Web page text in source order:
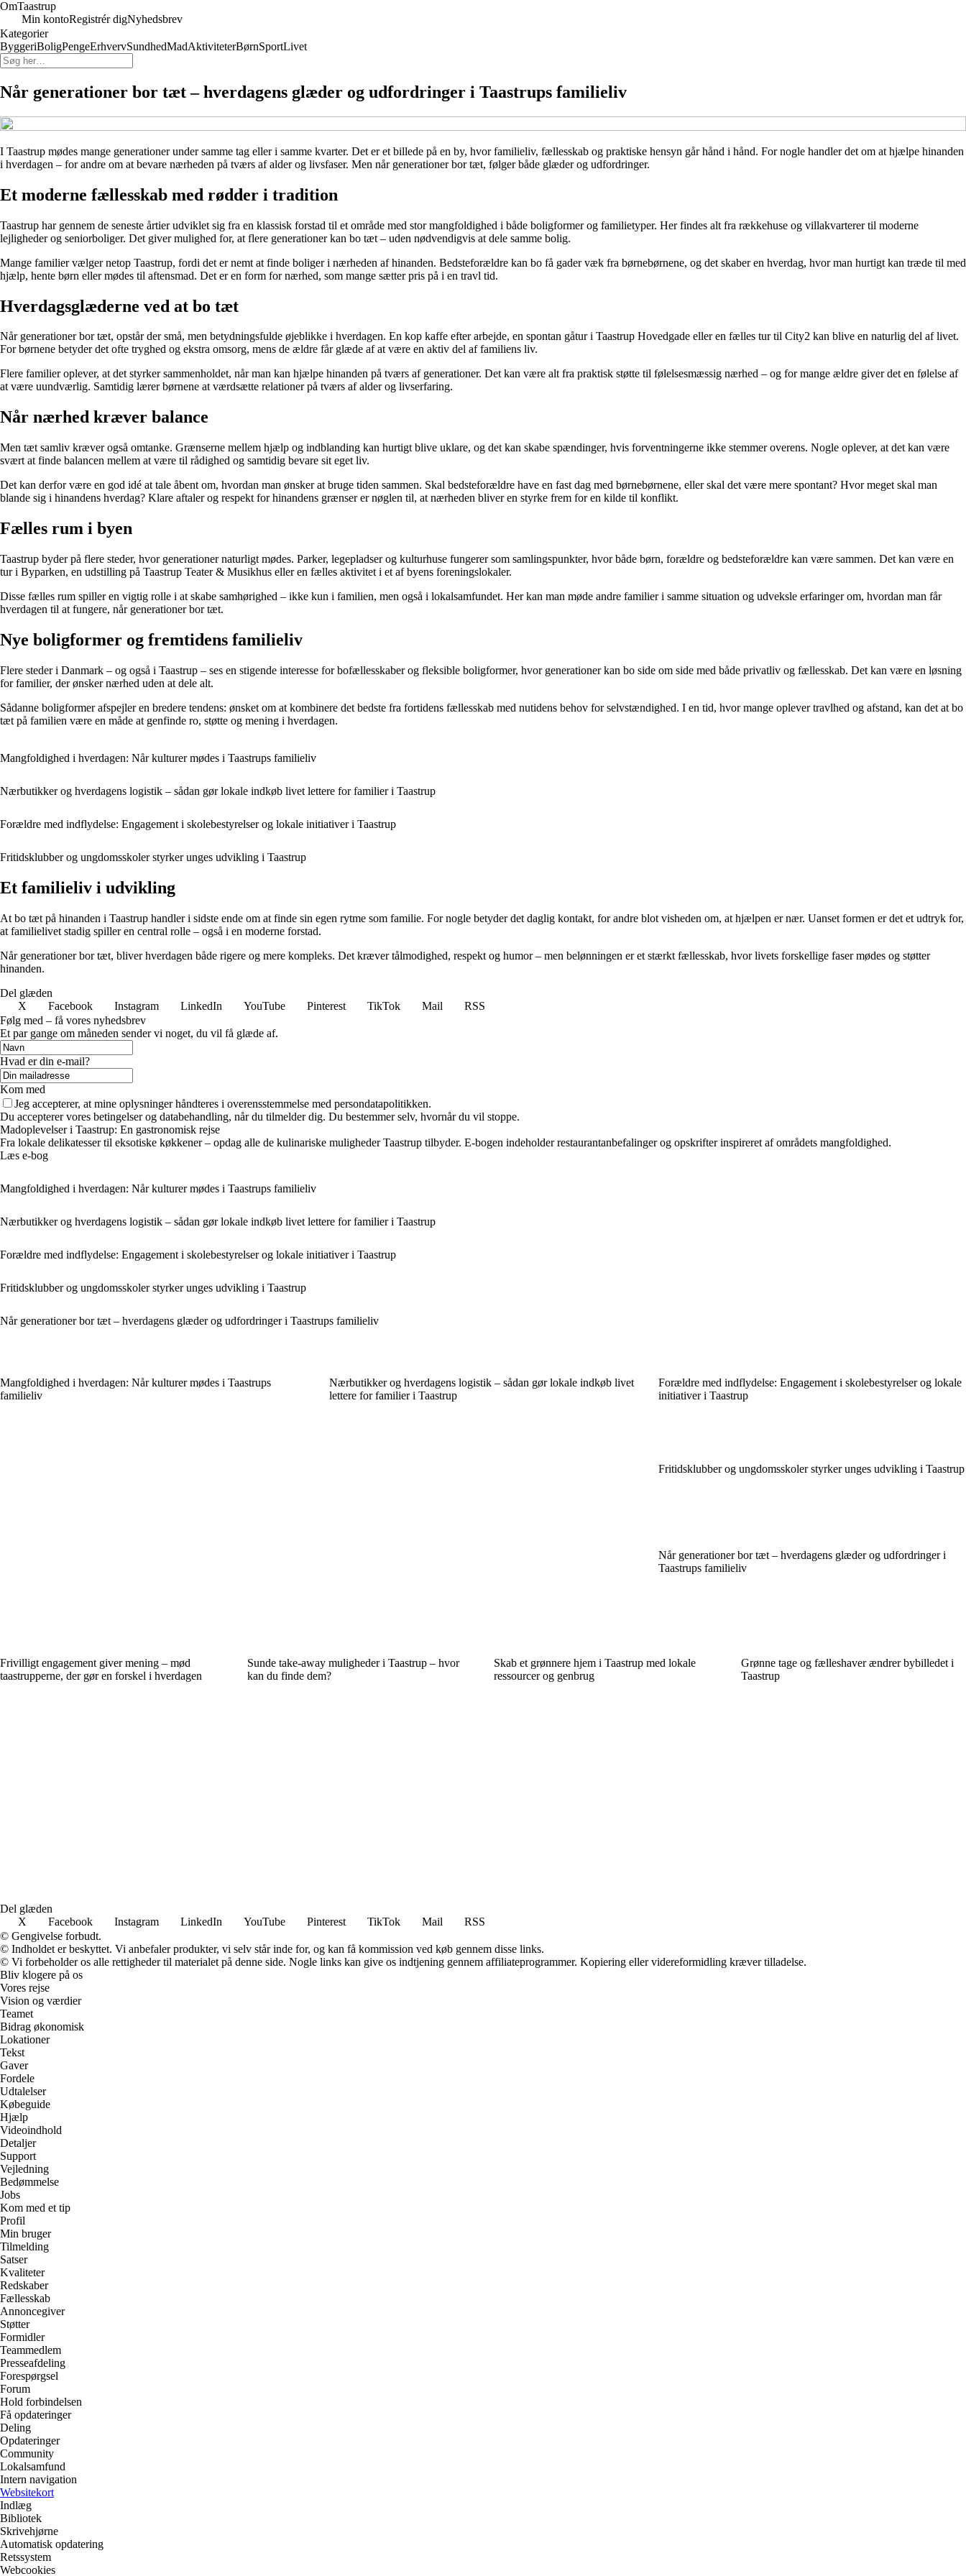
OmTaastrup
Min kontoRegistrér digNyhedsbrev
Kategorier
ByggeriBoligPengeErhvervSundhedMadAktiviteterBørnSportLivet
Når generationer bor tæt – hverdagens glæder og udfordringer i Taastrups familieliv
I Taastrup mødes mange generationer under samme tag eller i samme kvarter. Det er et billede på en by, hvor familieliv, fællesskab og praktiske hensyn går hånd i hånd. For nogle handler det om at hjælpe hinanden
i hverdagen – for andre om at bevare nærheden på tværs af alder og livsfaser. Men når generationer bor tæt, følger både glæder og udfordringer.
Et moderne fællesskab med rødder i tradition
Taastrup har gennem de seneste årtier udviklet sig fra en klassisk forstad til et område med stor mangfoldighed i både boligformer og familietyper. Her findes alt fra rækkehuse og villakvarterer til moderne
lejligheder og seniorboliger. Det giver mulighed for, at flere generationer kan bo tæt – uden nødvendigvis at dele samme bolig.
Mange familier vælger netop Taastrup, fordi det er nemt at finde boliger i nærheden af hinanden. Bedsteforældre kan bo få gader væk fra børnebørnene, og det skaber en hverdag, hvor man hurtigt kan træde til med
hjælp, hente børn eller mødes til aftensmad. Det er en form for nærhed, som mange sætter pris på i en travl tid.
Hverdagsglæderne ved at bo tæt
Når generationer bor tæt, opstår der små, men betydningsfulde øjeblikke i hverdagen. En kop kaffe efter arbejde, en spontan gåtur i Taastrup Hovedgade eller en fælles tur til City2 kan blive en naturlig del af livet.
For børnene betyder det ofte tryghed og ekstra omsorg, mens de ældre får glæde af at være en aktiv del af familiens liv.
Flere familier oplever, at det styrker sammenholdet, når man kan hjælpe hinanden på tværs af generationer. Det kan være alt fra praktisk støtte til følelsesmæssig nærhed – og for mange ældre giver det en følelse af
at være uundværlig. Samtidig lærer børnene at værdsætte relationer på tværs af alder og livserfaring.
Når nærhed kræver balance
Men tæt samliv kræver også omtanke. Grænserne mellem hjælp og indblanding kan hurtigt blive uklare, og det kan skabe spændinger, hvis forventningerne ikke stemmer overens. Nogle oplever, at det kan være
svært at finde balancen mellem at være til rådighed og samtidig bevare sit eget liv.
Det kan derfor være en god idé at tale åbent om, hvordan man ønsker at bruge tiden sammen. Skal bedsteforældre have en fast dag med børnebørnene, eller skal det være mere spontant? Hvor meget skal man
blande sig i hinandens hverdag? Klare aftaler og respekt for hinandens grænser er nøglen til, at nærheden bliver en styrke frem for en kilde til konflikt.
Fælles rum i byen
Taastrup byder på flere steder, hvor generationer naturligt mødes. Parker, legepladser og kulturhuse fungerer som samlingspunkter, hvor både børn, forældre og bedsteforældre kan være sammen. Det kan være en
tur i Byparken, en udstilling på Taastrup Teater & Musikhus eller en fælles aktivitet i et af byens foreningslokaler.
Disse fælles rum spiller en vigtig rolle i at skabe samhørighed – ikke kun i familien, men også i lokalsamfundet. Her kan man møde andre familier i samme situation og udveksle erfaringer om, hvordan man får
hverdagen til at fungere, når generationer bor tæt.
Nye boligformer og fremtidens familieliv
Flere steder i Danmark – og også i Taastrup – ses en stigende interesse for bofællesskaber og fleksible boligformer, hvor generationer kan bo side om side med både privatliv og fællesskab. Det kan være en løsning
for familier, der ønsker nærhed uden at dele alt.
Sådanne boligformer afspejler en bredere tendens: ønsket om at kombinere det bedste fra fortidens fællesskab med nutidens behov for selvstændighed. I en tid, hvor mange oplever travlhed og afstand, kan det at bo
tæt på familien være en måde at genfinde ro, støtte og mening i hverdagen.
Mangfoldighed i hverdagen: Når kulturer mødes i Taastrups familieliv
Nærbutikker og hverdagens logistik – sådan gør lokale indkøb livet lettere for familier i Taastrup
Forældre med indflydelse: Engagement i skolebestyrelser og lokale initiativer i Taastrup
Fritidsklubber og ungdomsskoler styrker unges udvikling i Taastrup
Et familieliv i udvikling
At bo tæt på hinanden i Taastrup handler i sidste ende om at finde sin egen rytme som familie. For nogle betyder det daglig kontakt, for andre blot visheden om, at hjælpen er nær. Uanset formen er det et udtryk for,
at familielivet stadig spiller en central rolle – også i en moderne forstad.
Når generationer bor tæt, bliver hverdagen både rigere og mere kompleks. Det kræver tålmodighed, respekt og humor – men belønningen er et stærkt fællesskab, hvor livets forskellige faser mødes og støtter
hinanden.
Del glæden
X
Facebook Instagram LinkedIn YouTube Pinterest TikTok Mail
RSS
Følg med – få vores nyhedsbrev
Et par gange om måneden sender vi noget, du vil få glæde af.
Hvad er din e-mail?
Kom med
Jeg accepterer, at mine oplysninger håndteres i overensstemmelse med persondatapolitikken.
Du accepterer vores betingelser og databehandling, når du tilmelder dig. Du bestemmer selv, hvornår du vil stoppe.
Madoplevelser i Taastrup: En gastronomisk rejse
Fra lokale delikatesser til eksotiske køkkener – opdag alle de kulinariske muligheder Taastrup tilbyder. E-bogen indeholder restaurantanbefalinger og opskrifter inspireret af områdets mangfoldighed.
Læs e-bog
Mangfoldighed i hverdagen: Når kulturer mødes i Taastrups familieliv
Nærbutikker og hverdagens logistik – sådan gør lokale indkøb livet lettere for familier i Taastrup
Forældre med indflydelse: Engagement i skolebestyrelser og lokale initiativer i Taastrup
Fritidsklubber og ungdomsskoler styrker unges udvikling i Taastrup
Når generationer bor tæt – hverdagens glæder og udfordringer i Taastrups familieliv
Mangfoldighed i hverdagen: Når kulturer mødes i Taastrups
familieliv
Nærbutikker og hverdagens logistik – sådan gør lokale indkøb livet
lettere for familier i Taastrup
Forældre med indflydelse: Engagement i skolebestyrelser og lokale
initiativer i Taastrup
Fritidsklubber og ungdomsskoler styrker unges udvikling i Taastrup
Når generationer bor tæt – hverdagens glæder og udfordringer i
Taastrups familieliv
Frivilligt engagement giver mening – mød
taastrupperne, der gør en forskel i hverdagen
Sunde take-away muligheder i Taastrup – hvor
kan du finde dem?
Skab et grønnere hjem i Taastrup med lokale
ressourcer og genbrug
Grønne tage og fælleshaver ændrer bybilledet i
Taastrup
Del glæden
X
Facebook Instagram LinkedIn YouTube Pinterest TikTok Mail
RSS
© Gengivelse forbudt.
© Indholdet er beskyttet. Vi anbefaler produkter, vi selv står inde for, og kan få kommission ved køb gennem disse links.
© Vi forbeholder os alle rettigheder til materialet på denne side. Nogle links kan give os indtjening gennem affiliateprogrammer. Kopiering eller videreformidling kræver tilladelse.
Bliv klogere på os
Vores rejse
Vision og værdier
Teamet
Bidrag økonomisk
Lokationer
Tekst
Gaver
Fordele
Udtalelser
Købeguide
Hjælp
Videoindhold
Detaljer
Support
Vejledning
Bedømmelse
Jobs
Kom med et tip
Profil
Min bruger
Tilmelding
Satser
Kvaliteter
Redskaber
Fællesskab
Annoncegiver
Støtter
Formidler
Teammedlem
Presseafdeling
Forespørgsel
Forum
Hold forbindelsen
Få opdateringer
Deling
Opdateringer
Community
Lokalsamfund
Intern navigation
Websitekort
Indlæg
Bibliotek
Skrivehjørne
Automatisk opdatering
Retssystem
Webcookies